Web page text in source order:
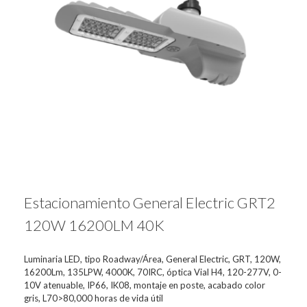
Estacionamiento General Electric GRT2
120W 16200LM 40K
Luminaria LED, tipo Roadway/Área, General Electric, GRT, 120W,
16200Lm, 135LPW, 4000K, 70IRC, óptica Vial H4, 120-277V, 0-
10V atenuable, IP66, IK08, montaje en poste, acabado color
gris, L70>80,000 horas de vida útil